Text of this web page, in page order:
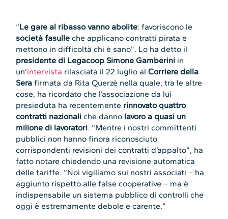
“Le gare al ribasso vanno abolite: favoriscono le
società fasulle che applicano contratti pirata e
mettono in difficoltà chi è sano”. Lo ha detto il
presidente di Legacoop Simone Gamberini in
un’intervista rilasciata il 22 luglio alCorriere della
Sera firmata da Rita Querzè nella quale, tra le altre
cose, ha ricordato che l’associazione da lui
presieduta ha recentemente rinnovato quattro
contratti nazionali che danno lavoro a quasi un
milione di lavoratori. “Mentre i nostri committenti
pubblici non hanno finora riconosciuto
corrispondenti revisioni dei contratti d’appalto”, ha
fatto notare chiedendo una revisione automatica
delle tariffe. “Noi vigiliamo sui nostri associati – ha
aggiunto rispetto alle false cooperative – ma è
indispensabile un sistema pubblico di controlli che
oggi è estremamente debole e carente.”